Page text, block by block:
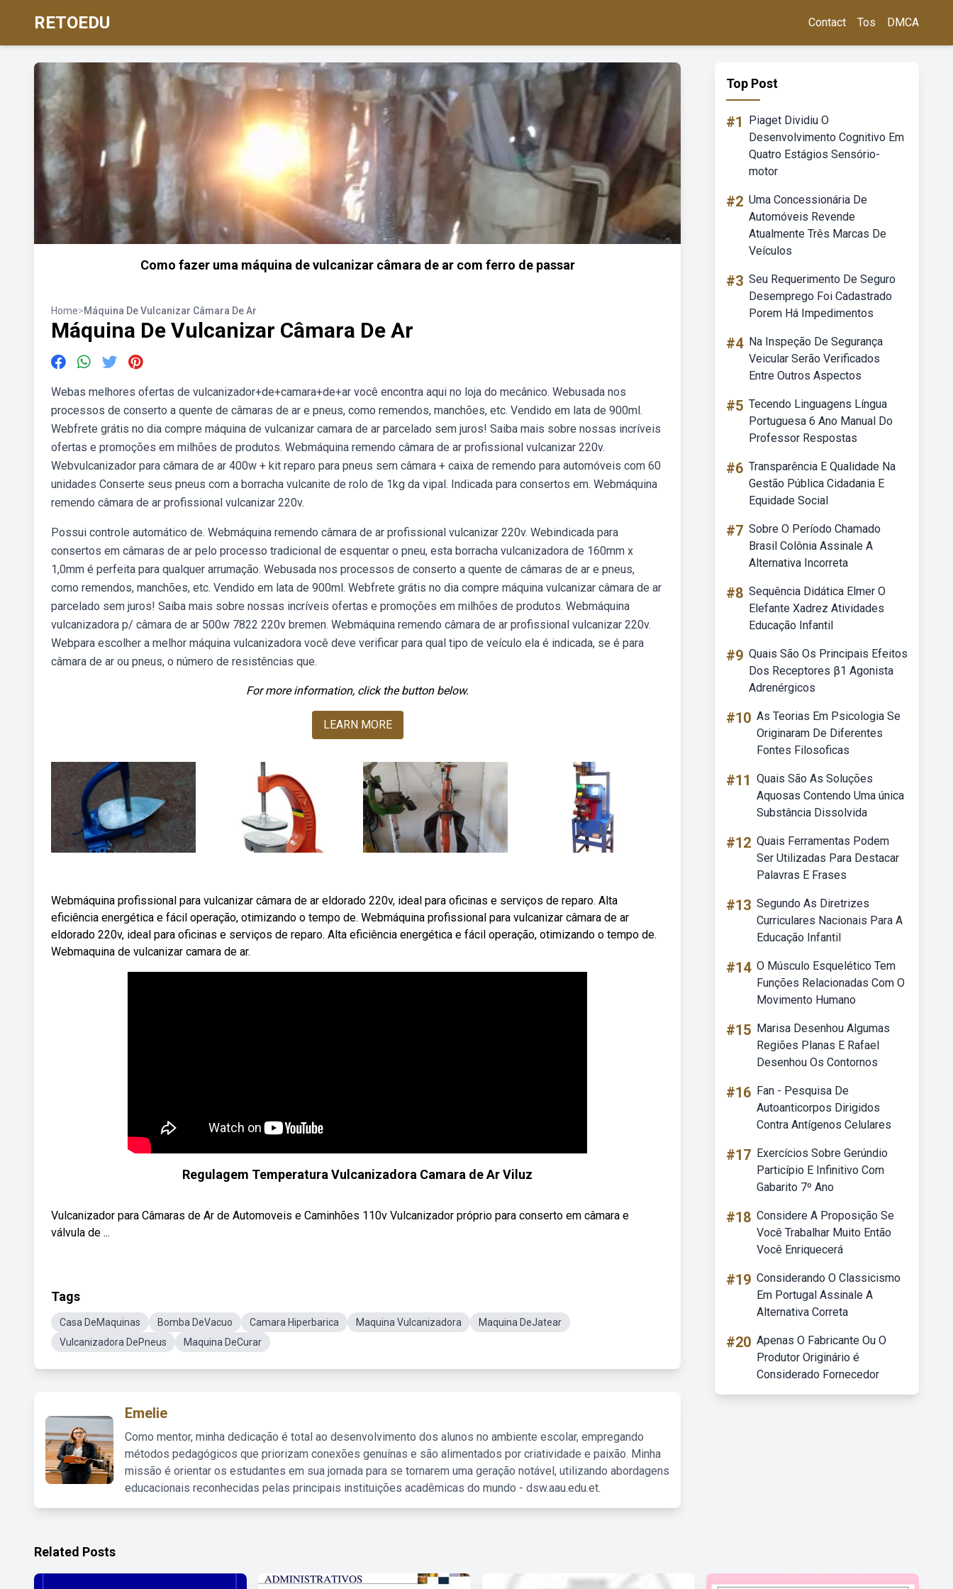
RETOEDU Contact Tos DMCA
Como fazer uma máquina de vulcanizar câmara de ar com ferro de passar
Home>Máquina De Vulcanizar Câmara De Ar
Máquina De Vulcanizar Câmara De Ar
Webas melhores ofertas de vulcanizador+de+camara+de+ar você encontra aqui no loja do mecânico. Webusada nos
processos de conserto a quente de câmaras de ar e pneus, como remendos, manchões, etc. Vendido em lata de 900ml.
Webfrete grátis no dia compre máquina de vulcanizar camara de ar parcelado sem juros! Saiba mais sobre nossas incríveis
ofertas e promoções em milhões de produtos. Webmáquina remendo câmara de ar profissional vulcanizar 220v.
Webvulcanizador para câmara de ar 400w + kit reparo para pneus sem câmara + caixa de remendo para automóveis com 60
unidades Conserte seus pneus com a borracha vulcanite de rolo de 1kg da vipal. Indicada para consertos em. Webmáquina
remendo câmara de ar profissional vulcanizar 220v.
Possui controle automático de. Webmáquina remendo câmara de ar profissional vulcanizar 220v. Webindicada para
consertos em câmaras de ar pelo processo tradicional de esquentar o pneu, esta borracha vulcanizadora de 160mm x
1,0mm é perfeita para qualquer arrumação. Webusada nos processos de conserto a quente de câmaras de ar e pneus,
como remendos, manchões, etc. Vendido em lata de 900ml. Webfrete grátis no dia compre máquina vulcanizar câmara de ar
parcelado sem juros! Saiba mais sobre nossas incríveis ofertas e promoções em milhões de produtos. Webmáquina
vulcanizadora p/ câmara de ar 500w 7822 220v bremen. Webmáquina remendo câmara de ar profissional vulcanizar 220v.
Webpara escolher a melhor máquina vulcanizadora você deve verificar para qual tipo de veículo ela é indicada, se é para
câmara de ar ou pneus, o número de resistências que.
For more information, click the button below.
LEARN MORE
Webmáquina profissional para vulcanizar câmara de ar eldorado 220v, ideal para oficinas e serviços de reparo. Alta
eficiência energética e fácil operação, otimizando o tempo de. Webmáquina profissional para vulcanizar câmara de ar
eldorado 220v, ideal para oficinas e serviços de reparo. Alta eficiência energética e fácil operação, otimizando o tempo de.
Webmaquina de vulcanizar camara de ar.
Regulagem Temperatura Vulcanizadora Camara de Ar Viluz
Vulcanizador para Câmaras de Ar de Automoveis e Caminhões 110v Vulcanizador próprio para conserto em câmara e
válvula de ...
Tags
Casa DeMaquinas Bomba DeVacuo Camara Hiperbarica Maquina Vulcanizadora
Maquina DeJatear
Vulcanizadora DePneus
Maquina DeCurar
Emelie
Como mentor, minha dedicação é total ao desenvolvimento dos alunos no ambiente escolar, empregando
métodos pedagógicos que priorizam conexões genuínas e são alimentados por criatividade e paixão. Minha
missão é orientar os estudantes em sua jornada para se tornarem uma geração notável, utilizando abordagens
educacionais reconhecidas pelas principais instituições acadêmicas do mundo - dsw.aau.edu.et.
Top Post
#1
Piaget Dividiu O
Desenvolvimento Cognitivo Em
Quatro Estágios Sensório-
motor
#2 Uma Concessionária De
Automóveis Revende
Atualmente Três Marcas De
Veículos
#3 Seu Requerimento De Seguro
Desemprego Foi Cadastrado
Porem Há Impedimentos
#4 Na Inspeção De Segurança
Veicular Serão Verificados
Entre Outros Aspectos
#5 Tecendo Linguagens Língua
Portuguesa 6 Ano Manual Do
Professor Respostas
#6 Transparência E Qualidade Na
Gestão Pública Cidadania E
Equidade Social
#7 Sobre O Período Chamado
Brasil Colônia Assinale A
Alternativa Incorreta
#8 Sequência Didática Elmer O
Elefante Xadrez Atividades
Educação Infantil
#9 Quais São Os Principais Efeitos
Dos Receptores β1 Agonista
Adrenérgicos
#10 As Teorias Em Psicologia Se
Originaram De Diferentes
Fontes Filosoficas
#11 Quais São As Soluções
Aquosas Contendo Uma única
Substância Dissolvida
#12 Quais Ferramentas Podem
Ser Utilizadas Para Destacar
Palavras E Frases
#13 Segundo As Diretrizes
Curriculares Nacionais Para A
Educação Infantil
#14 O Músculo Esquelético Tem
Funções Relacionadas Com O
Movimento Humano
#15 Marisa Desenhou Algumas
Regiões Planas E Rafael
Desenhou Os Contornos
#16 Fan - Pesquisa De
Autoanticorpos Dirigidos
Contra Antígenos Celulares
#17 Exercícios Sobre Gerúndio
Particípio E Infinitivo Com
Gabarito 7º Ano
#18 Considere A Proposição Se
Você Trabalhar Muito Então
Você Enriquecerá
#19 Considerando O Classicismo
Em Portugal Assinale A
Alternativa Correta
#20 Apenas O Fabricante Ou O
Produtor Originário é
Considerado Fornecedor
Related Posts